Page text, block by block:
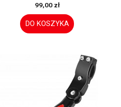
99,00 zł
DO KOSZYKA